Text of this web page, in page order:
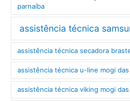
parnaíba
assistência técnica
assistência técnica secadora
assistência técnica u-line mogi
assistência técnica viking mogi